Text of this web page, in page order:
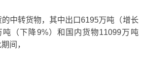
中转货物，其中出口6195万吨（增长
吨（下降9%）和国内货物11099万吨
间，